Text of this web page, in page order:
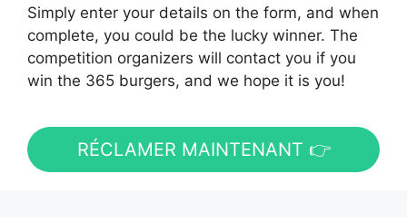
Simply enter your details on the form, and when
complete, you could be the lucky winner. The
competition organizers will contact you if you
win the 365 burgers, and we hope it is you!
RÉCLAMER MAINTENANT 👉